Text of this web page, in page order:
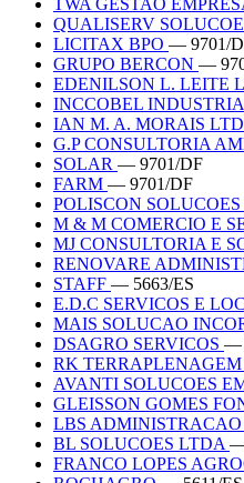
QUALISERV
LICITAX BPO — 9701/
GRUPO BERCON —
EDENILSON L. LEITE
INCCOBEL
IAN M. A. MORAIS
G.P CONSULTORIA
SOLAR — 9701/DF
FARM — 9701/DF
POLISCON
M & M COMERCIO E
MJ CONSULTORIA E
RENOVARE
STAFF — 5663/ES
E.D.C SERVICOS E
MAIS SOLUCAO
DSAGRO SERVICOS —
RK
AVANTI SOLUCOES
GLEISSON GOMES
LBS ADMINISTRACAO
BL SOLUCOES LTDA —
FRANCO LOPES